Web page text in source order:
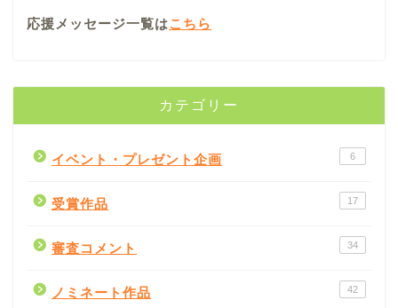
応援メッセージ一覧はこちら
カテゴリー
イベント・プレゼント企画 6
受賞作品 17
審査コメント 34
ノミネート作品 42